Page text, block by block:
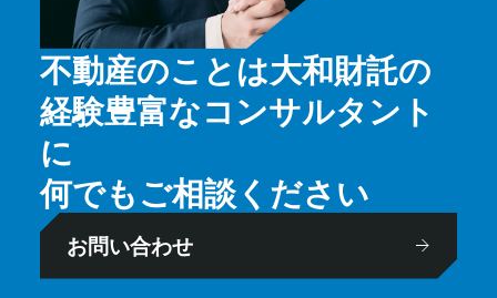
不動産のことは大和財託の
経験豊富なコンサルタント
に
何でもご相談ください
お問い合わせ